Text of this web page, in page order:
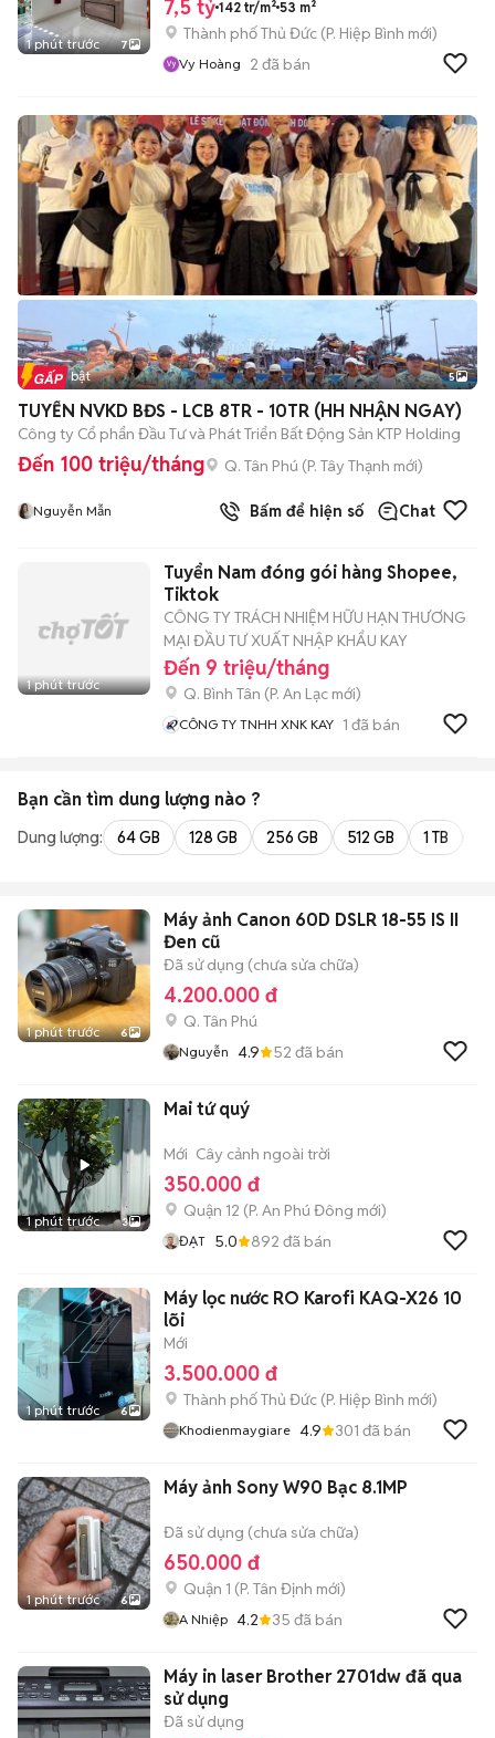
1 phút trước 7
7,5 tỷ 142 tr/m² 53 m²
Thành phố Thủ Đức (P. Hiệp Bình mới)
Vy Hoàng 2 đã bán
Tin nổi bật 5
TUYỂN NVKD BĐS - LCB 8TR - 10TR (HH NHẬN NGAY)
Công ty Cổ phẩn Đầu Tư và Phát Triển Bất Động Sản KTP Holding
Đến 100 triệu/tháng Q. Tân Phú (P. Tây Thạnh mới)
Nguyễn Mẫn Bấm để hiện số Chat
1 phút trước
Tuyển Nam đóng gói hàng Shopee,
Tiktok
CÔNG TY TRÁCH NHIỆM HỮU HẠN THƯƠNG
MẠI ĐẦU TƯ XUẤT NHẬP KHẨU KAY
Đến 9 triệu/tháng
Q. Bình Tân (P. An Lạc mới)
CÔNG TY TNHH XNK KAY 1 đã bán
Bạn cần tìm dung lượng nào ?
Dung lượng: 64 GB 128 GB 256 GB 512 GB 1 TB
1 phút trước 6
Máy ảnh Canon 60D DSLR 18-55 IS II
Đen cũ
Đã sử dụng (chưa sửa chữa)
4.200.000 đ
Q. Tân Phú
Nguyễn 4.9 52 đã bán
1 phút trước 3
Mai tứ quý
Mới Cây cảnh ngoài trời
350.000 đ
Quận 12 (P. An Phú Đông mới)
ĐẠT 5.0 892 đã bán
1 phút trước 6
Máy lọc nước RO Karofi KAQ-X26 10
lõi
Mới
3.500.000 đ
Thành phố Thủ Đức (P. Hiệp Bình mới)
Khodienmaygiare 4.9 301 đã bán
1 phút trước 6
Máy ảnh Sony W90 Bạc 8.1MP
Đã sử dụng (chưa sửa chữa)
650.000 đ
Quận 1 (P. Tân Định mới)
A Nhiệp 4.2 35 đã bán
Máy in laser Brother 2701dw đã qua
sử dụng
Đã sử dụng